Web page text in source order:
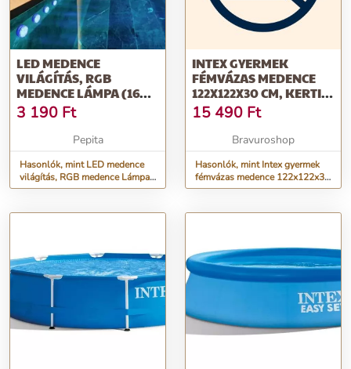
LED MEDENCE
VILÁGÍTÁS, RGB
MEDENCE LÁMPA (16
DB VILÁGÍTÁSI MÓD)
3 190 Ft
Pepita
Hasonlók, mint LED medence
világítás, RGB medence Lámpa
(16 db világítási mód)
INTEX GYERMEK
FÉMVÁZAS MEDENCE
122X122X30 CM, KERTI
PANCSOLÓ MEDENCE
342 L
15 490 Ft
Bravuroshop
Hasonlók, mint Intex gyermek
fémvázas medence 122x122x30
cm, kerti pancsoló medence 342